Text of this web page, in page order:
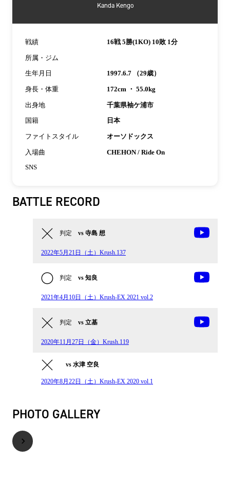
Kanda Kengo
戦績 16戦 5勝(1KO) 10敗 1分
所属・ジム
生年月日 1997.6.7 （29歳）
身長・体重 172cm ・ 55.0kg
出身地 千葉県袖ケ浦市
国籍 日本
ファイトスタイル オーソドックス
入場曲 CHEHON / Ride On
SNS
BATTLE RECORD
判定 vs 寺島 想
2022年5月21日（土）Krush.137
判定 vs 知良
2021年4月10日（土）Krush-EX 2021 vol.2
判定 vs 立基
2020年11月27日（金）Krush.119
vs 水津 空良
2020年8月22日（土）Krush-EX 2020 vol.1
PHOTO GALLERY